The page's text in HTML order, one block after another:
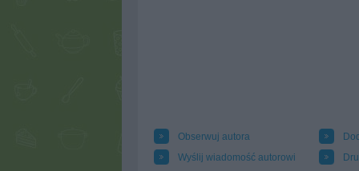
Obserwuj autora
Wyślij wiadomość autorowi